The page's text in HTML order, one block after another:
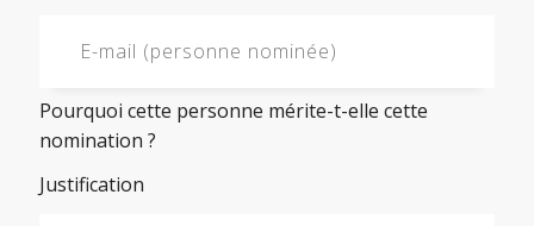
Pourquoi cette personne mérite-t-elle cette
nomination ?
Justification